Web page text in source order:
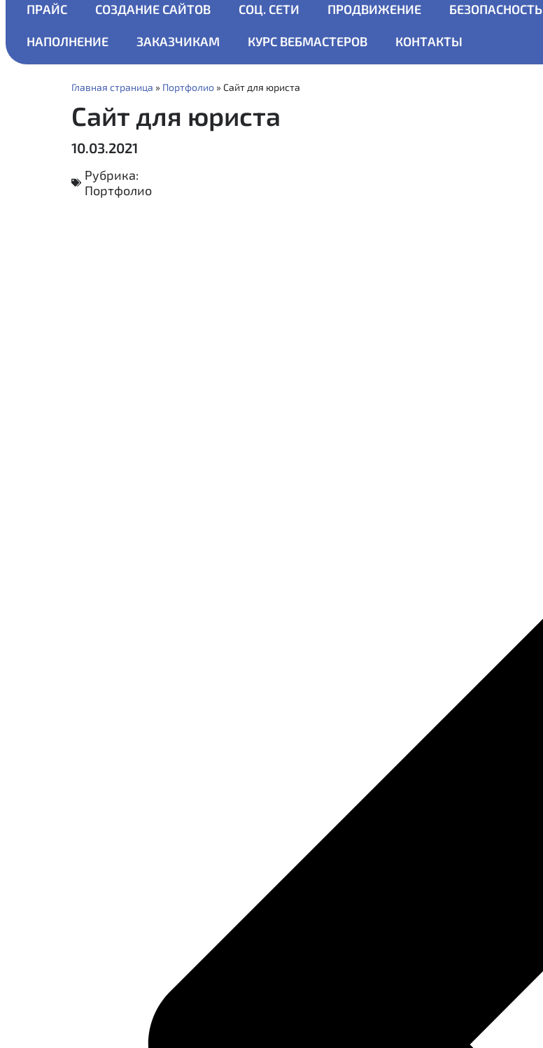
ПРАЙС СОЗДАНИЕ САЙТОВ СОЦ. СЕТИ ПРОДВИЖЕНИЕ БЕЗОПАСНОСТЬ
НАПОЛНЕНИЕ ЗАКАЗЧИКАМ КУРС ВЕБМАСТЕРОВ КОНТАКТЫ
Главная страница » Портфолио » Сайт для юриста
Сайт для юриста
10.03.2021
Рубрика:
Портфолио